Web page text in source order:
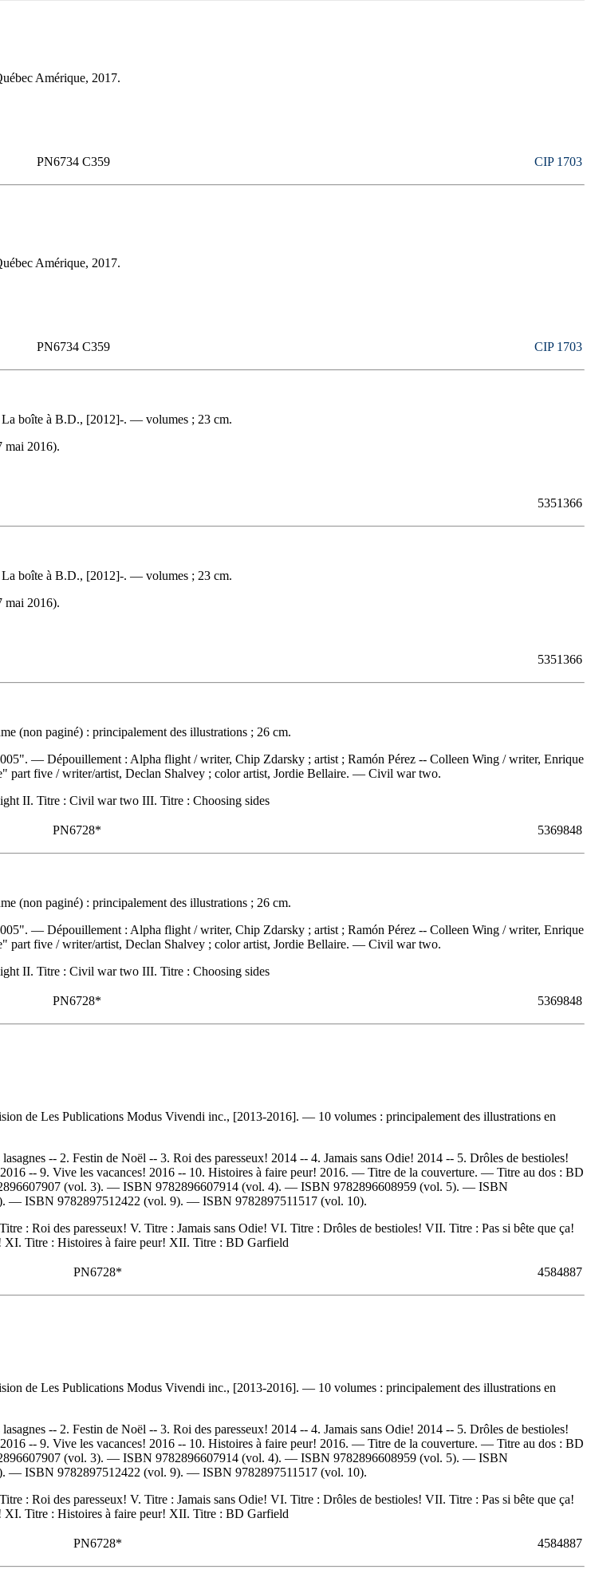
Amérique, 2017.
PN6734 C359 CIP 1703
Amérique, 2017.
PN6734 C359 CIP 1703
boîte à B.D., [2012]-. — volumes ; 23 cm.
mai 2016).
5351366
boîte à B.D., [2012]-. — volumes ; 23 cm.
mai 2016).
5351366
paginé) : principalement des illustrations ; 26 cm.
— Dépouillement : Alpha flight / writer, Chip Zdarsky ; artist ; Ramón Pérez -- Colleen Wing / writer, Enrique
part five / writer/artist, Declan Shalvey ; color artist, Jordie Bellaire. — Civil war two.
II. Titre : Civil war two III. Titre : Choosing sides
PN6728* 5369848
paginé) : principalement des illustrations ; 26 cm.
— Dépouillement : Alpha flight / writer, Chip Zdarsky ; artist ; Ramón Pérez -- Colleen Wing / writer, Enrique
part five / writer/artist, Declan Shalvey ; color artist, Jordie Bellaire. — Civil war two.
II. Titre : Civil war two III. Titre : Choosing sides
PN6728* 5369848
de Les Publications Modus Vivendi inc., [2013-2016]. — 10 volumes : principalement des illustrations en
-- 2. Festin de Noël -- 3. Roi des paresseux! 2014 -- 4. Jamais sans Odie! 2014 -- 5. Drôles de bestioles!
-- 9. Vive les vacances! 2016 -- 10. Histoires à faire peur! 2016. — Titre de la couverture. — Titre au dos : BD
(vol. 3). — ISBN 9782896607914 (vol. 4). — ISBN 9782896608959 (vol. 5). — ISBN
— ISBN 9782897512422 (vol. 9). — ISBN 9782897511517 (vol. 10).
: Roi des paresseux! V. Titre : Jamais sans Odie! VI. Titre : Drôles de bestioles! VII. Titre : Pas si bête que ça!
XI. Titre : Histoires à faire peur! XII. Titre : BD Garfield
PN6728* 4584887
de Les Publications Modus Vivendi inc., [2013-2016]. — 10 volumes : principalement des illustrations en
-- 2. Festin de Noël -- 3. Roi des paresseux! 2014 -- 4. Jamais sans Odie! 2014 -- 5. Drôles de bestioles!
-- 9. Vive les vacances! 2016 -- 10. Histoires à faire peur! 2016. — Titre de la couverture. — Titre au dos : BD
(vol. 3). — ISBN 9782896607914 (vol. 4). — ISBN 9782896608959 (vol. 5). — ISBN
— ISBN 9782897512422 (vol. 9). — ISBN 9782897511517 (vol. 10).
: Roi des paresseux! V. Titre : Jamais sans Odie! VI. Titre : Drôles de bestioles! VII. Titre : Pas si bête que ça!
XI. Titre : Histoires à faire peur! XII. Titre : BD Garfield
PN6728* 4584887